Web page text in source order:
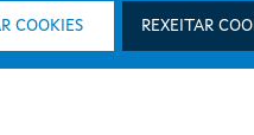
COOKIES REXEITAR